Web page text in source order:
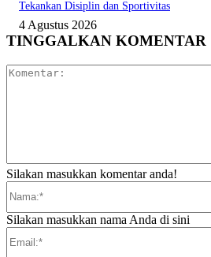
Tekankan Disiplin dan Sportivitas
4 Agustus 2026
TINGGALKAN KOMENTAR
Silakan masukkan komentar anda!
Silakan masukkan nama Anda di sini